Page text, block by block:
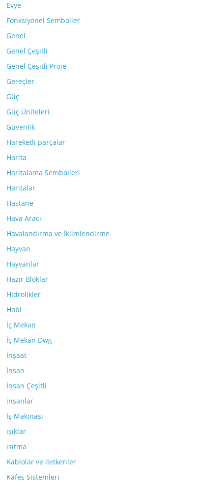
Evye
Fonksiyonel Semboller
Genel
Genel Çeşitli
Genel Çeşitli Proje
Gereçler
Güç
Güç Üniteleri
Güvenlik
Hareketli parçalar
Harita
Haritalama Sembolleri
Haritalar
Hastane
Hava Aracı
Havalandırma ve İklimlendirme
Hayvan
Hayvanlar
Hazır Bloklar
Hidrolikler
Hobi
İç Mekan
İç Mekan Dwg
İnşaat
İnsan
İnsan Çeşitli
insanlar
İş Makinası
ışıklar
ısıtma
Kablolar ve iletkenler
Kafes Sistemleri